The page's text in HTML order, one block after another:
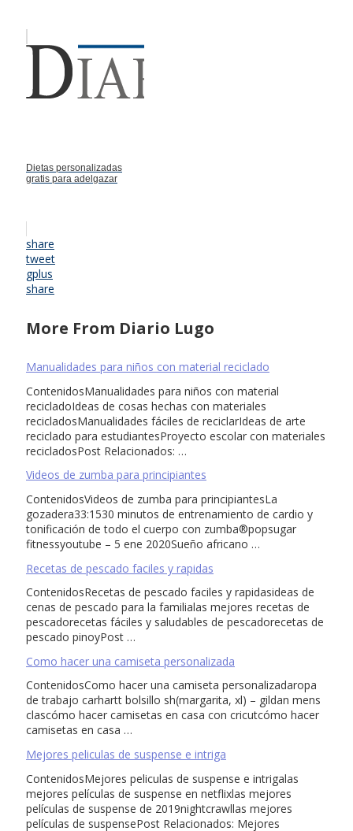
Dietas personalizadas
gratis para adelgazar
share
tweet
gplus
share
More From Diario Lugo
Manualidades para niños con material reciclado
ContenidosManualidades para niños con material
recicladoIdeas de cosas hechas con materiales
recicladosManualidades fáciles de reciclarIdeas de arte
reciclado para estudiantesProyecto escolar con materiales
recicladosPost Relacionados: …
Videos de zumba para principiantes
ContenidosVideos de zumba para principiantesLa
gozadera33:1530 minutos de entrenamiento de cardio y
tonificación de todo el cuerpo con zumba®popsugar
fitnessyoutube – 5 ene 2020Sueño africano …
Recetas de pescado faciles y rapidas
ContenidosRecetas de pescado faciles y rapidasideas de
cenas de pescado para la familialas mejores recetas de
pescadorecetas fáciles y saludables de pescadorecetas de
pescado pinoyPost …
Como hacer una camiseta personalizada
ContenidosComo hacer una camiseta personalizadaropa
de trabajo carhartt bolsillo sh(margarita, xl) – gildan mens
clascómo hacer camisetas en casa con cricutcómo hacer
camisetas en casa …
Mejores peliculas de suspense e intriga
ContenidosMejores peliculas de suspense e intrigalas
mejores películas de suspense en netflixlas mejores
películas de suspense de 2019nightcrawllas mejores
películas de suspensePost Relacionados: Mejores